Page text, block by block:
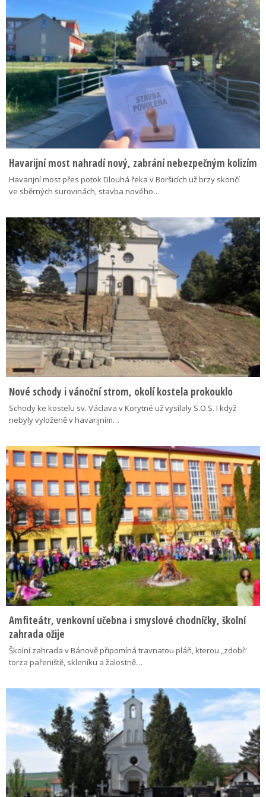
Havarijní most nahradí nový, zabrání nebezpečným kolizím
Havarijní most přes potok Dlouhá řeka v Boršicích už brzy skončí
ve sběrných surovinách, stavba nového…
Nové schody i vánoční strom, okolí kostela prokouklo
Schody ke kostelu sv. Václava v Korytné už vysílaly S.O.S. I když
nebyly vyloženě v havarijním…
Amfiteátr, venkovní učebna i smyslové chodníčky, školní
zahrada ožije
Školní zahrada v Bánově připomíná travnatou pláň, kterou „zdobí“
torza pařeniště, skleníku a žalostně…